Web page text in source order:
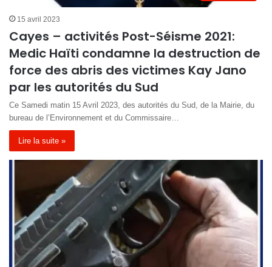
15 avril 2023
Cayes – activités Post-Séisme 2021:
Medic Haïti condamne la destruction de
force des abris des victimes Kay Jano
par les autorités du Sud
Ce Samedi matin 15 Avril 2023, des autorités du Sud, de la Mairie, du
bureau de l’Environnement et du Commissaire…
Lire la suite »